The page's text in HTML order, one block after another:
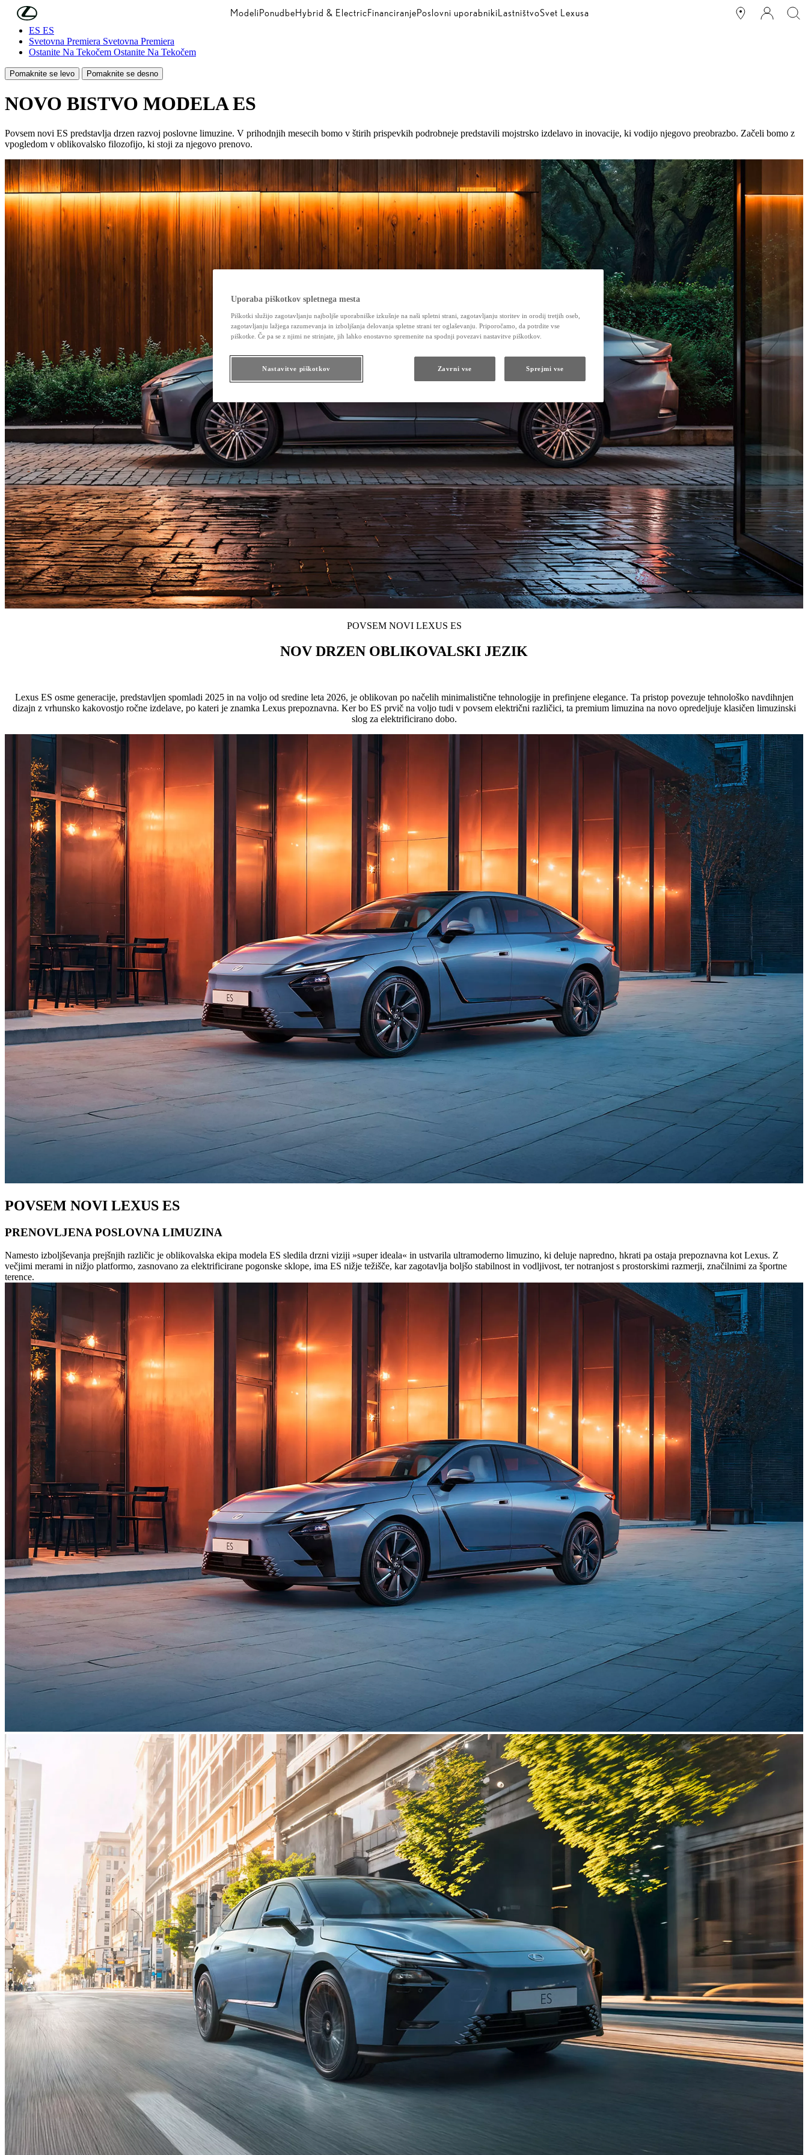
Skip to Main Content ModeliPonudbeHybrid & ElectricFinanciranjePoslovni uporabnikiLastništvoSvet Lexusa
ES ES
Svetovna Premiera Svetovna Premiera
Ostanite Na Tekočem Ostanite Na Tekočem
Pomaknite se levo Pomaknite se desno
NOVO BISTVO MODELA ES
Povsem novi ES predstavlja drzen razvoj poslovne limuzine. V prihodnjih mesecih bomo v štirih prispevkih podrobneje predstavili mojstrsko izdelavo in inovacije, ki vodijo njegovo preobrazbo. Začeli bomo z
vpogledom v oblikovalsko filozofijo, ki stoji za njegovo prenovo.
POVSEM NOVI LEXUS ES
NOV DRZEN OBLIKOVALSKI JEZIK
Lexus ES osme generacije, predstavljen spomladi 2025 in na voljo od sredine leta 2026, je oblikovan po načelih minimalistične tehnologije in prefinjene elegance. Ta pristop povezuje tehnološko navdihnjen
dizajn z vrhunsko kakovostjo ročne izdelave, po kateri je znamka Lexus prepoznavna. Ker bo ES prvič na voljo tudi v povsem električni različici, ta premium limuzina na novo opredeljuje klasičen limuzinski
slog za elektrificirano dobo.
POVSEM NOVI LEXUS ES
PRENOVLJENA POSLOVNA LIMUZINA
Namesto izboljševanja prejšnjih različic je oblikovalska ekipa modela ES sledila drzni viziji »super ideala« in ustvarila ultramoderno limuzino, ki deluje napredno, hkrati pa ostaja prepoznavna kot Lexus. Z
večjimi merami in nižjo platformo, zasnovano za elektrificirane pogonske sklope, ima ES nižje težišče, kar zagotavlja boljšo stabilnost in vodljivost, ter notranjost s prostorskimi razmerji, značilnimi za športne
terence.
Uporaba piškotkov spletnega mesta
Piškotki služijo zagotavljanju najboljše uporabniške izkušnje na naši spletni strani, zagotavljanju storitev in orodij tretjih oseb,
zagotavljanju lažjega razumevanja in izboljšanja delovanja spletne strani ter oglaševanju. Priporočamo, da potrdite vse
piškotke. Če pa se z njimi ne strinjate, jih lahko enostavno spremenite na spodnji povezavi nastavitve piškotkov.
Nastavitve piškotkov Zavrni vse Sprejmi vse